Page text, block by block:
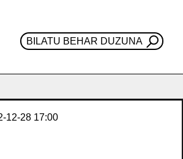
BILATU BEHAR DUZUNA
12-28 17:00